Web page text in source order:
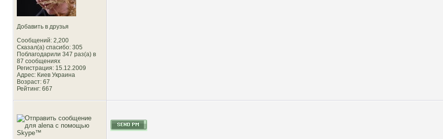
Добавить в друзья
Сообщений: 2,200
Сказал(а) спасибо: 305
Поблагодарили 347 раз(а) в
87 сообщениях
Регистрация: 15.12.2009
Адрес: Киев Украина
Возраст: 67
Рейтинг: 667